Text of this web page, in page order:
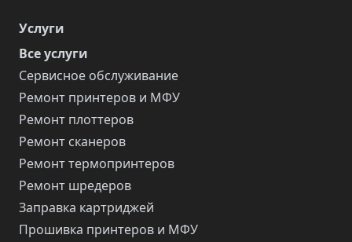
Услуги
Все услуги
Сервисное обслуживание
Ремонт принтеров и МФУ
Ремонт плоттеров
Ремонт сканеров
Ремонт термопринтеров
Ремонт шредеров
Заправка картриджей
Прошивка принтеров и МФУ